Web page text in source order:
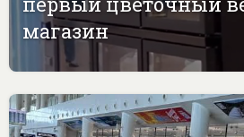
магазин